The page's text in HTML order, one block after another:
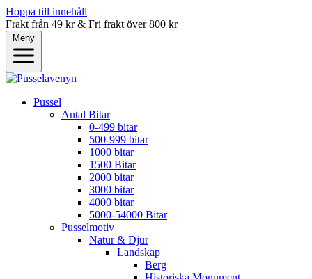
Hoppa till innehåll
Frakt från 49 kr & Fri frakt över 800 kr
Meny
Pussel
Antal Bitar
0-499 bitar
500-999 bitar
1000 bitar
1500 Bitar
2000 bitar
3000 bitar
4000 bitar
5000-54000 Bitar
Pusselmotiv
Natur & Djur
Landskap
Berg